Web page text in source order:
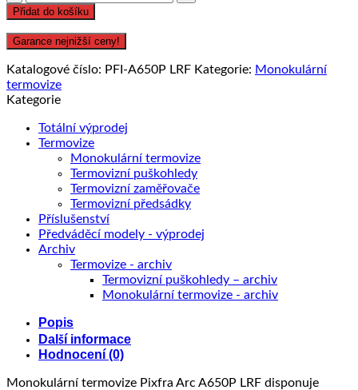
Arc
A650P
LRF
monokulární
termovize
s
dálkoměrem
Přidat do košíku
Garance nejnižší ceny!
Katalogové číslo: PFI-A650P LRF Kategorie: Monokulární
termovize
Kategorie
Totální výprodej
Termovize
Monokulární termovize
Termovizní puškohledy
Termovizní zaměřovače
Termovizní předsádky
Příslušenství
Předváděcí modely - výprodej
Archiv
Termovize - archiv
Termovizní puškohledy – archiv
Monokulární termovize - archiv
Popis
Další informace
Hodnocení (0)
Monokulární termovize Pixfra Arc A650P LRF disponuje